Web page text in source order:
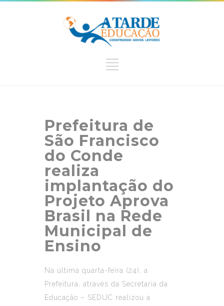
Prefeitura de
São Francisco
do Conde
realiza
implantação do
Projeto Aprova
Brasil na Rede
Municipal de
Ensino
Na última quarta-feira (24), a
Prefeitura, através da Secretaria da
Educação – SEDUC realizou a